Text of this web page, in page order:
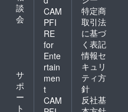
談
会
サ
ポ
ー
ト
CAM
PFI
RE
for
Ente
rtain
men
t
CAM
特定商
取引法
に基づ
く表記
情報セ
キュリ
ティ方
針
反社基